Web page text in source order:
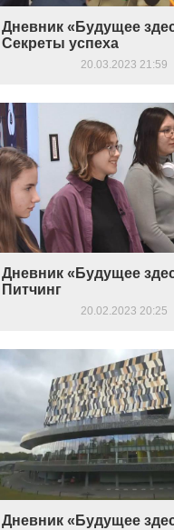
Дневник «Будущее
Секреты успеха
20.03.2023 21:59
Дневник «Будущее
Питчинг
20.02.2023 20:25
Дневник «Будущее